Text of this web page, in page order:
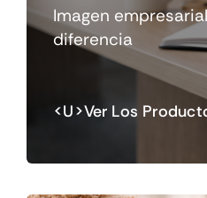
Imagen
diferencia
<u>Ver Los